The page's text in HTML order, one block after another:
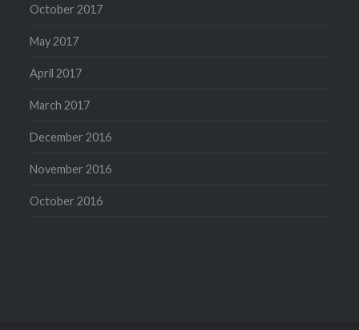
October 2017
May 2017
April 2017
March 2017
December 2016
November 2016
October 2016